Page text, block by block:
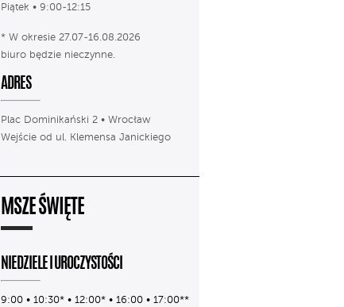
Piątek • 9:00-12:15
* W okresie 27.07-16.08.2026
biuro będzie nieczynne.
ADRES
Plac Dominikański 2 • Wrocław
Wejście od ul. Klemensa Janickiego
MSZE ŚWIĘTE
NIEDZIELE I UROCZYSTOŚCI
9:00 • 10:30* • 12:00* • 16:00 • 17:00**